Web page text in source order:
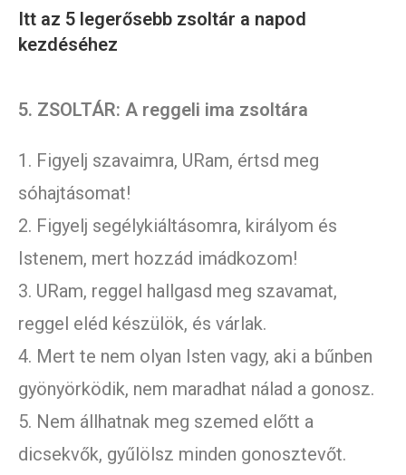
Itt az 5 legerősebb zsoltár a napod
kezdéséhez
5. ZSOLTÁR: A reggeli ima zsoltára
1. Figyelj szavaimra, URam, értsd meg
sóhajtásomat!
2. Figyelj segélykiáltásomra, királyom és
Istenem, mert hozzád imádkozom!
3. URam, reggel hallgasd meg szavamat,
reggel eléd készülök, és várlak.
4. Mert te nem olyan Isten vagy, aki a bűnben
gyönyörködik, nem maradhat nálad a gonosz.
5. Nem állhatnak meg szemed előtt a
dicsekvők, gyűlölsz minden gonosztevőt.